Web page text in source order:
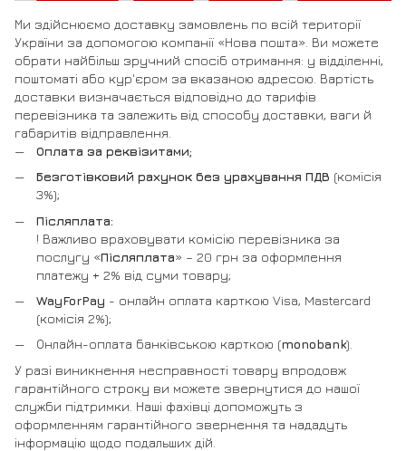
Ми здійснюємо доставку замовлень по всій території
України за допомогою компанії «Нова пошта». Ви можете
обрати найбільш зручний спосіб отримання: у відділенні,
поштоматі або кур'єром за вказаною адресою. Вартість
доставки визначається відповідно до тарифів
перевізника та залежить від способу доставки, ваги й
габаритів відправлення.
Оплата за реквізитами;
Безготівковий рахунок без урахування ПДВ (комісія
3%);
Післяплата:
! Важливо враховувати комісію перевізника за
послугу «Післяплата» – 20 грн за оформлення
платежу + 2% від суми товару;
WayForPay - онлайн оплата карткою Visa, Mastercard
(комісія 2%);
Онлайн-оплата банківською карткою (monobank).
У разі виникнення несправності товару впродовж
гарантійного строку ви можете звернутися до нашої
служби підтримки. Наші фахівці допоможуть з
оформленням гарантійного звернення та нададуть
інформацію щодо подальших дій.